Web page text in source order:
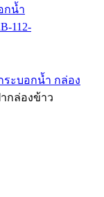
ระบอกน้ำ กล่อง
ากล่องข้าว